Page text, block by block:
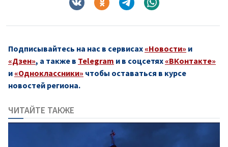
Подписывайтесь на нас в сервисах «Новости» и
«Дзен», а также в Telegram и в соцсетях «ВКонтакте»
и «Одноклассники» чтобы оставаться в курсе
новостей региона.
ЧИТАЙТЕ ТАКЖЕ